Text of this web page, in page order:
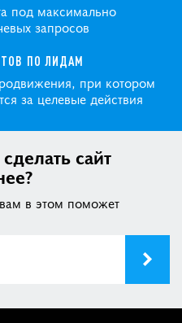
под максимально
запросов
ПО ЛИДАМ
при котором
за целевые действия
сайт
в этом поможет